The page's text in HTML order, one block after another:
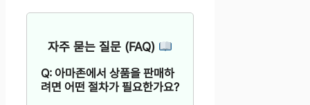
자주 묻는 질문 (FAQ)
Q: 아마존에서 상품을 판매하
려면 어떤 절차가 필요한가요?